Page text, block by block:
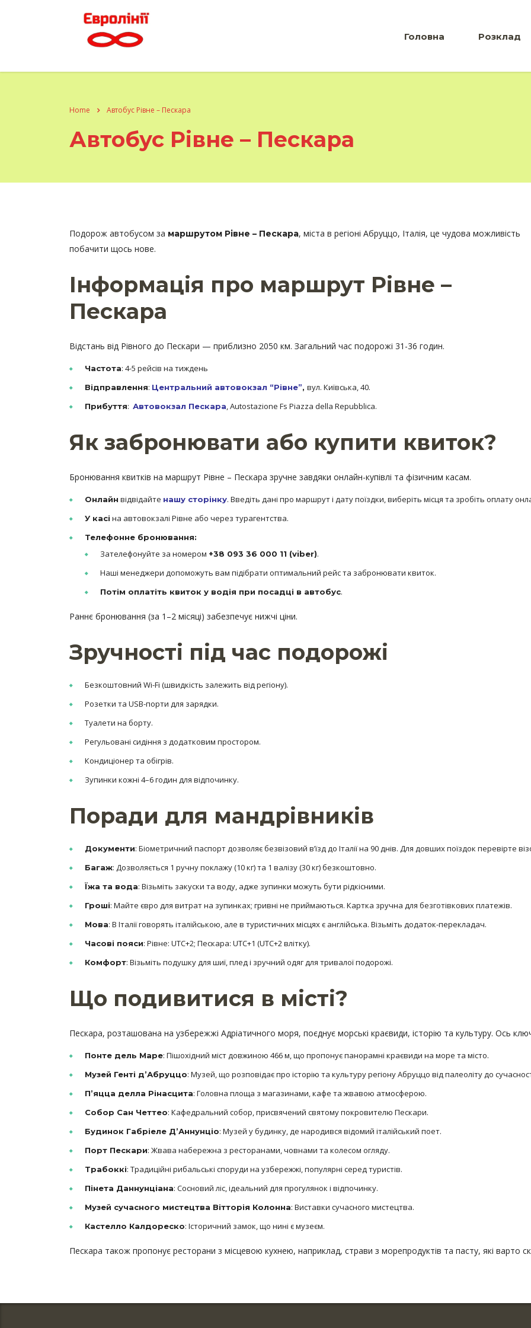
Головна Розклад
Home Автобус Рівне – Пескара
Автобус Рівне – Пескара
Подорож автобусом за маршрутом Рівне – Пескара, міста в регіоні Абруццо, Італія, це чудова можливість
побачити щось нове.
Інформація про маршрут Рівне –
Пескара
Відстань від Рівного до Пескари — приблизно 2050 км. Загальний час подорожі 31-36 годин.
Частота: 4-5 рейсів на тиждень
Відправлення: Центральний автовокзал “Рівне”, вул. Київська, 40.
Прибуття: Автовокзал Пескара, Autostazione Fs Piazza della Repubblica.
Як забронювати або купити квиток?
Бронювання квитків на маршрут Рівне – Пескара зручне завдяки онлайн-купівлі та фізичним касам.
Онлайн відвідайте нашу сторінку. Введіть дані про маршрут і дату поїздки, виберіть місця та зробіть оплату
У касі на автовокзалі Рівне або через турагентства.
Телефонне бронювання:
Зателефонуйте за номером +38 093 36 000 11 (viber).
Наші менеджери допоможуть вам підібрати оптимальний рейс та забронювати квиток.
Потім оплатіть квиток у водія при посадці в автобус.
Раннє бронювання (за 1–2 місяці) забезпечує нижчі ціни.
Зручності під час подорожі
Безкоштовний Wi-Fi (швидкість залежить від регіону).
Розетки та USB-порти для зарядки.
Туалети на борту.
Регульовані сидіння з додатковим простором.
Кондиціонер та обігрів.
Зупинки кожні 4–6 годин для відпочинку.
Поради для мандрівників
Документи: Біометричний паспорт дозволяє безвізовий в’їзд до Італії на 90 днів. Для довших поїздок перевірте
Багаж: Дозволяється 1 ручну поклажу (10 кг) та 1 валізу (30 кг) безкоштовно.
Їжа та вода: Візьміть закуски та воду, адже зупинки можуть бути рідкісними.
Гроші: Майте євро для витрат на зупинках; гривні не приймаються. Картка зручна для безготівкових платежів.
Мова: В Італії говорять італійською, але в туристичних місцях є англійська. Візьміть додаток-перекладач.
Часові пояси: Рівне: UTC+2; Пескара: UTC+1 (UTC+2 влітку).
Комфорт: Візьміть подушку для шиї, плед і зручний одяг для тривалої подорожі.
Що подивитися в місті?
Пескара, розташована на узбережжі Адріатичного моря, поєднує морські краєвиди, історію та культуру. Ось
Понте дель Маре: Пішохідний міст довжиною 466 м, що пропонує панорамні краєвиди на море та місто.
Музей Генті д’Абруццо: Музей, що розповідає про історію та культуру регіону Абруццо від палеоліту до
П’яцца делла Рінасцита: Головна площа з магазинами, кафе та жвавою атмосферою.
Собор Сан Четтео: Кафедральний собор, присвячений святому покровителю Пескари.
Будинок Габріеле Д’Аннунціо: Музей у будинку, де народився відомий італійський поет.
Порт Пескари: Жвава набережна з ресторанами, човнами та колесом огляду.
Трабоккі: Традиційні рибальські споруди на узбережжі, популярні серед туристів.
Пінета Даннунціана: Сосновий ліс, ідеальний для прогулянок і відпочинку.
Музей сучасного мистецтва Вітторія Колонна: Виставки сучасного мистецтва.
Кастелло Калдореско: Історичний замок, що нині є музеєм.
Пескара також пропонує ресторани з місцевою кухнею, наприклад, страви з морепродуктів та пасту, які варто